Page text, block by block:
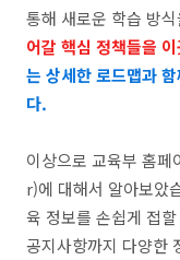
통해 새로운 학습 방
어갈 핵심 정책들을
는 상세한 로드맵과
다.
이상으로 교육부 홈
r)에 대해서 알아보았
육 정보를 손쉽게 접
공지사항까지 다양한